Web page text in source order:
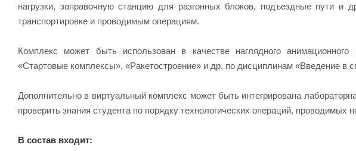
нагрузки, заправочную станцию для разгонных блоков, подъездные
транспортировке и проводимым операциям.
Комплекс может быть использован в качестве наглядного
«Стартовые комплексы», «Ракетостроение» и др. по дисциплинам «Введение в
Дополнительно в виртуальный комплекс может быть интегрирована
проверить знания студента по порядку технологических операций, проводимых
В состав входит: